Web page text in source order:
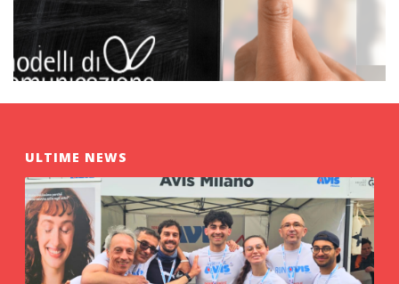
ULTIME NEWS